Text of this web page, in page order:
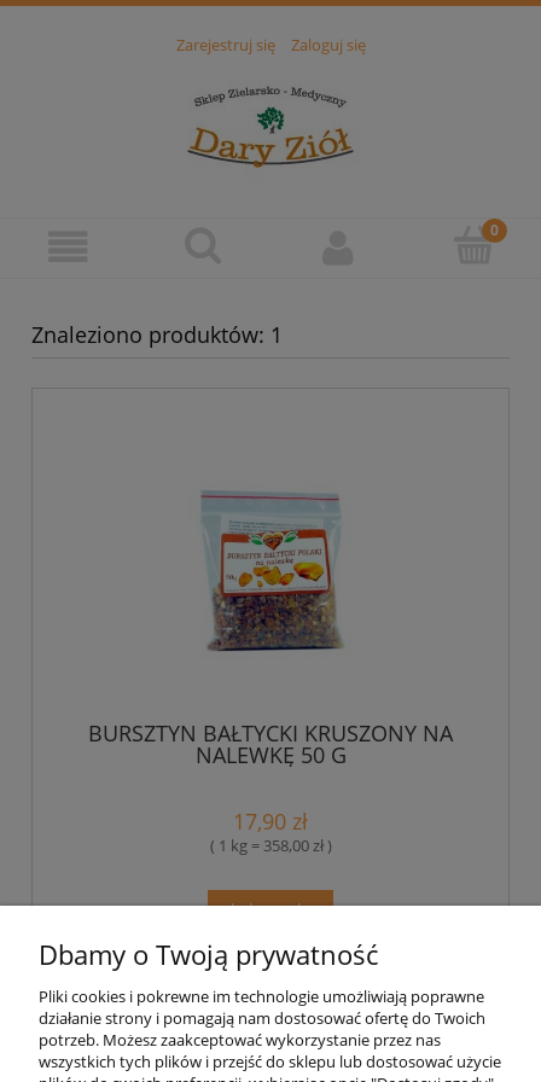
Zarejestruj się Zaloguj się
Znaleziono produktów: 1
BURSZTYN BAŁTYCKI KRUSZONY NA
NALEWKĘ 50 G
17,90 zł
( 1 kg = 358,00 zł )
do koszyka
Pomoc
Moje konto
Dbamy o Twoją prywatność
Pliki cookies i pokrewne im technologie umożliwiają poprawne
działanie strony i pomagają nam dostosować ofertę do Twoich
potrzeb. Możesz zaakceptować wykorzystanie przez nas
wszystkich tych plików i przejść do sklepu lub dostosować użycie